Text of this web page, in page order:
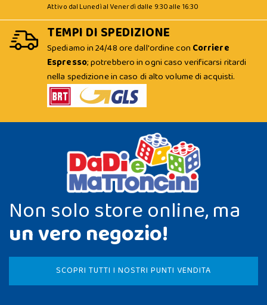
Attivo dal Lunedì al Venerdì dalle 9:30 alle 16:30
TEMPI DI SPEDIZIONE
Spediamo in 24/48 ore dall'ordine con Corriere
Espresso; potrebbero in ogni caso verificarsi ritardi
nella spedizione in caso di alto volume di acquisti.
Non solo store online, ma
un vero negozio!
SCOPRI TUTTI I NOSTRI PUNTI VENDITA